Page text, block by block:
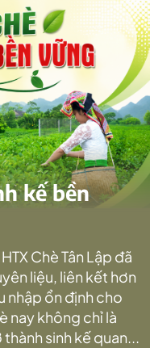
kế bền
Chè Tân Lập đã
liệu, liên kết hơn
nhập ổn định cho
nay không chỉ là
sinh kế quan...